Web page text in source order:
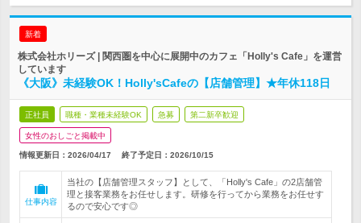
新着
株式会社ホリーズ | 関西圏を中心に展開中のカフェ「Holly's Cafe」を運営
しています
《大阪》未経験OK！Holly'sCafeの【店舗管理】★年休118日
正社員 職種・業種未経験OK 急募 第二新卒歓迎
女性のおしごと掲載中
情報更新日：2026/04/17 終了予定日： 2026/10/15
仕事内容
当社の【店舗管理スタッフ】として、「Holly's Cafe」の2店舗管
理と接客業務をお任せします。研修を行ってから業務をお任せす
るので安心です◎